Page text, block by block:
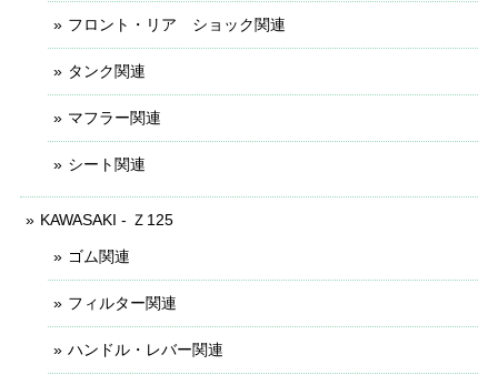
フロント・リア ショック関連
タンク関連
マフラー関連
シート関連
KAWASAKI - Ｚ125
ゴム関連
フィルター関連
ハンドル・レバー関連